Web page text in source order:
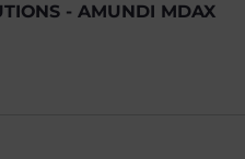
- AMUNDI MDAX